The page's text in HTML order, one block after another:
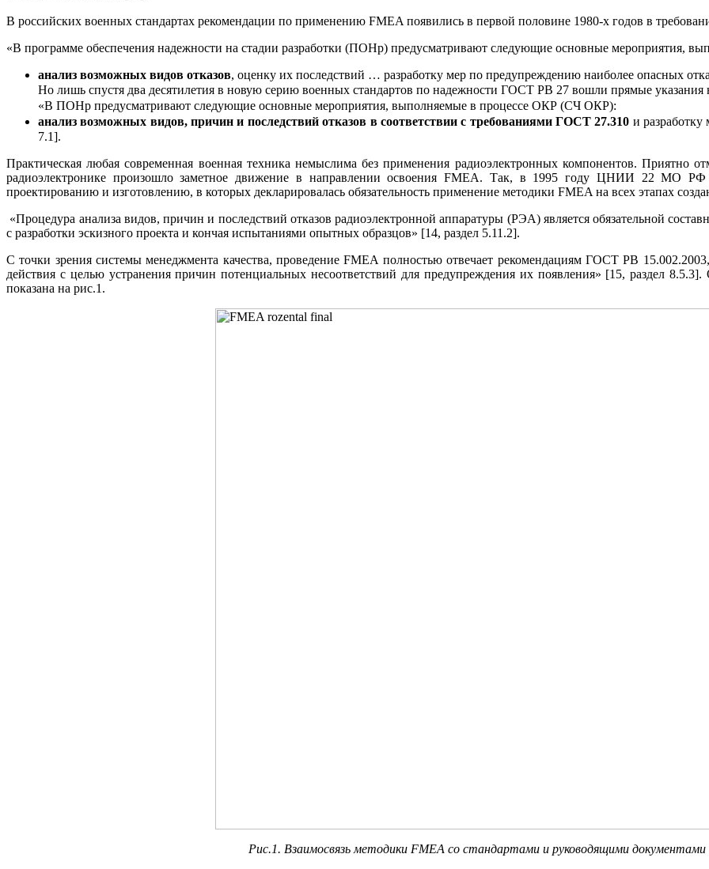
В российских военных стандартах рекомендации по применению FMEA появились в первой половине 1980-х годов в
«В программе обеспечения надежности на стадии разработки (ПОНр) предусматривают следующие основные мероприятия,
анализ возможных видов отказов, оценку их последствий … разработку мер по предупреждению наиболее опасных
Но лишь спустя два десятилетия в новую серию военных стандартов по надежности ГОСТ РВ 27 вошли прямые указания
«В ПОНр предусматривают следующие основные мероприятия, выполняемые в процессе ОКР (СЧ ОКР):
анализ возможных видов, причин и последствий отказов в соответствии с требованиями ГОСТ 27.310 и
7.1].
Практическая любая современная военная техника немыслима без применения радиоэлектронных компонентов. Приятно
радиоэлектронике произошло заметное движение в направлении освоения FMEA. Так, в 1995 году ЦНИИ 22 МО РФ
проектированию и изготовлению, в которых декларировалась обязательность применение методики FMEA на всех этапах
«Процедура анализа видов, причин и последствий отказов радиоэлектронной аппаратуры (РЭА) является обязательной
с разработки эскизного проекта и кончая испытаниями опытных образцов» [14, раздел 5.11.2].
С точки зрения системы менеджмента качества, проведение FMEA полностью отвечает рекомендациям ГОСТ РВ
действия с целью устранения причин потенциальных несоответствий для предупреждения их появления» [15, раздел
показана на рис.1.
Рис.1. Взаимосвязь методики FMEA со стандартами и руководящими